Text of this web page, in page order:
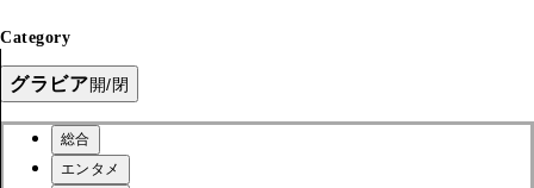
Category
グラビア開/閉
総合
エンタメ